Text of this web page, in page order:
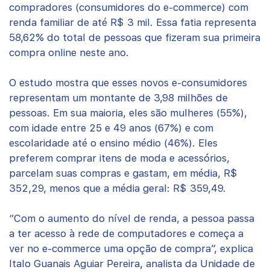
compradores (consumidores do e-commerce) com
renda familiar de até R$ 3 mil. Essa fatia representa
58,62% do total de pessoas que fizeram sua primeira
compra online neste ano.
O estudo mostra que esses novos e-consumidores
representam um montante de 3,98 milhões de
pessoas. Em sua maioria, eles são mulheres (55%),
com idade entre 25 e 49 anos (67%) e com
escolaridade até o ensino médio (46%). Eles
preferem comprar itens de moda e acessórios,
parcelam suas compras e gastam, em média, R$
352,29, menos que a média geral: R$ 359,49.
“Com o aumento do nível de renda, a pessoa passa
a ter acesso à rede de computadores e começa a
ver no e-commerce uma opção de compra”, explica
Italo Guanais Aguiar Pereira, analista da Unidade de